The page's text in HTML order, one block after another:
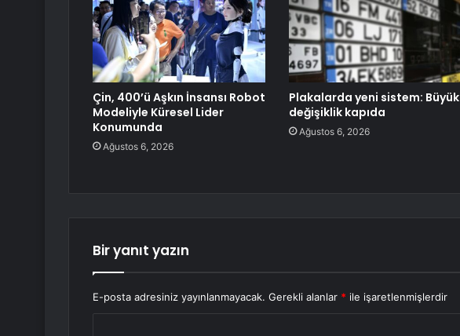
Çin, 400’ü Aşkın İnsansı Robot
Modeliyle Küresel Lider
Konumunda
Ağustos 6, 2026
Plakalarda yeni sistem: Büyük
değişiklik kapıda
Ağustos 6, 2026
Bir yanıt yazın
E-posta adresiniz yayınlanmayacak. Gerekli alanlar * ile işaretlenmişlerdir